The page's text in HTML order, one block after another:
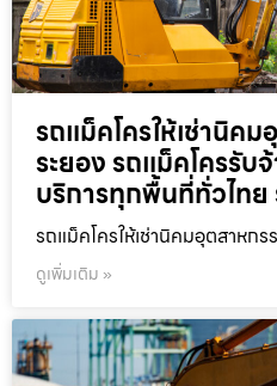
รถแม็คโครให้เช่านิค
ระยอง รถแม็คโครรับ
บริการทุกพื้นที่ทั่วไทย
รถแม็คโครให้เช่านิคมอุตสาหก
ดูเพิ่มเติม »